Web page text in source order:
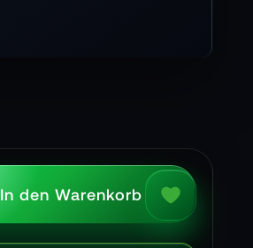
In den Warenkorb